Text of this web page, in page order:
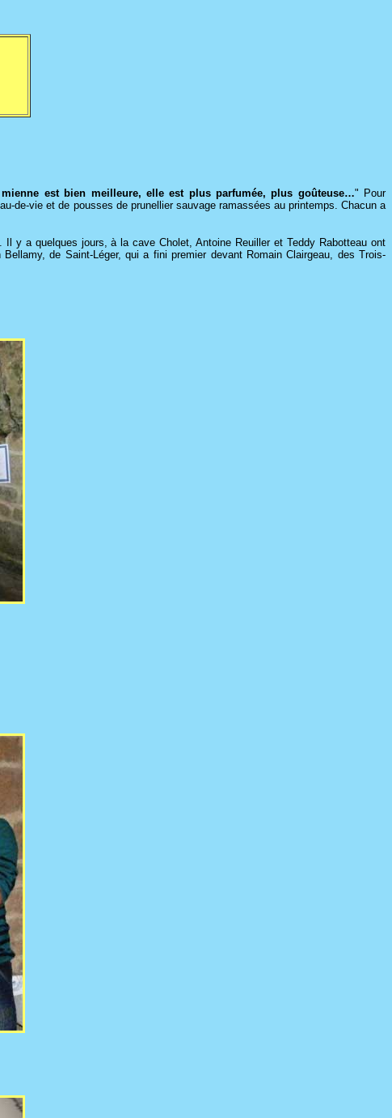
mienne est bien meilleure, elle est plus parfumée, plus goûteuse…" Pour
de-vie et de pousses de prunellier sauvage ramassées au printemps. Chacun a
y a quelques jours, à la cave Cholet, Antoine Reuiller et Teddy Rabotteau ont
de Saint-Léger, qui a fini premier devant Romain Clairgeau, des Trois-